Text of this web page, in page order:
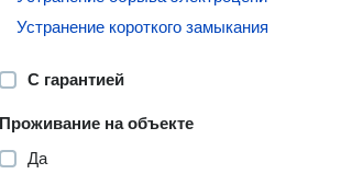
Устранение короткого замыкания
С гарантией
Проживание на объекте
Да